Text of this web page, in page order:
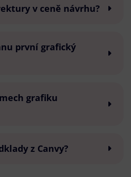
v ceně návrhu?
první grafický
grafiku
z Canvy?